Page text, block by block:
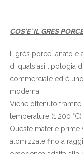
COS'E' IL GRES
Il grés porcellanato
di qualsiasi tipologia
commerciale ed è
moderna.
Viene ottenuto
temperature (1.200
Queste materie
atomizzate fino a